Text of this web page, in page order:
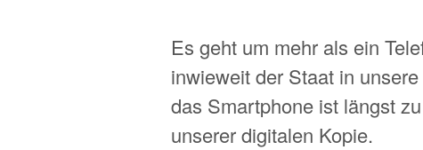
Es geht um mehr als ein
inwieweit der Staat in
das Smartphone ist längst
unserer digitalen Kopie.